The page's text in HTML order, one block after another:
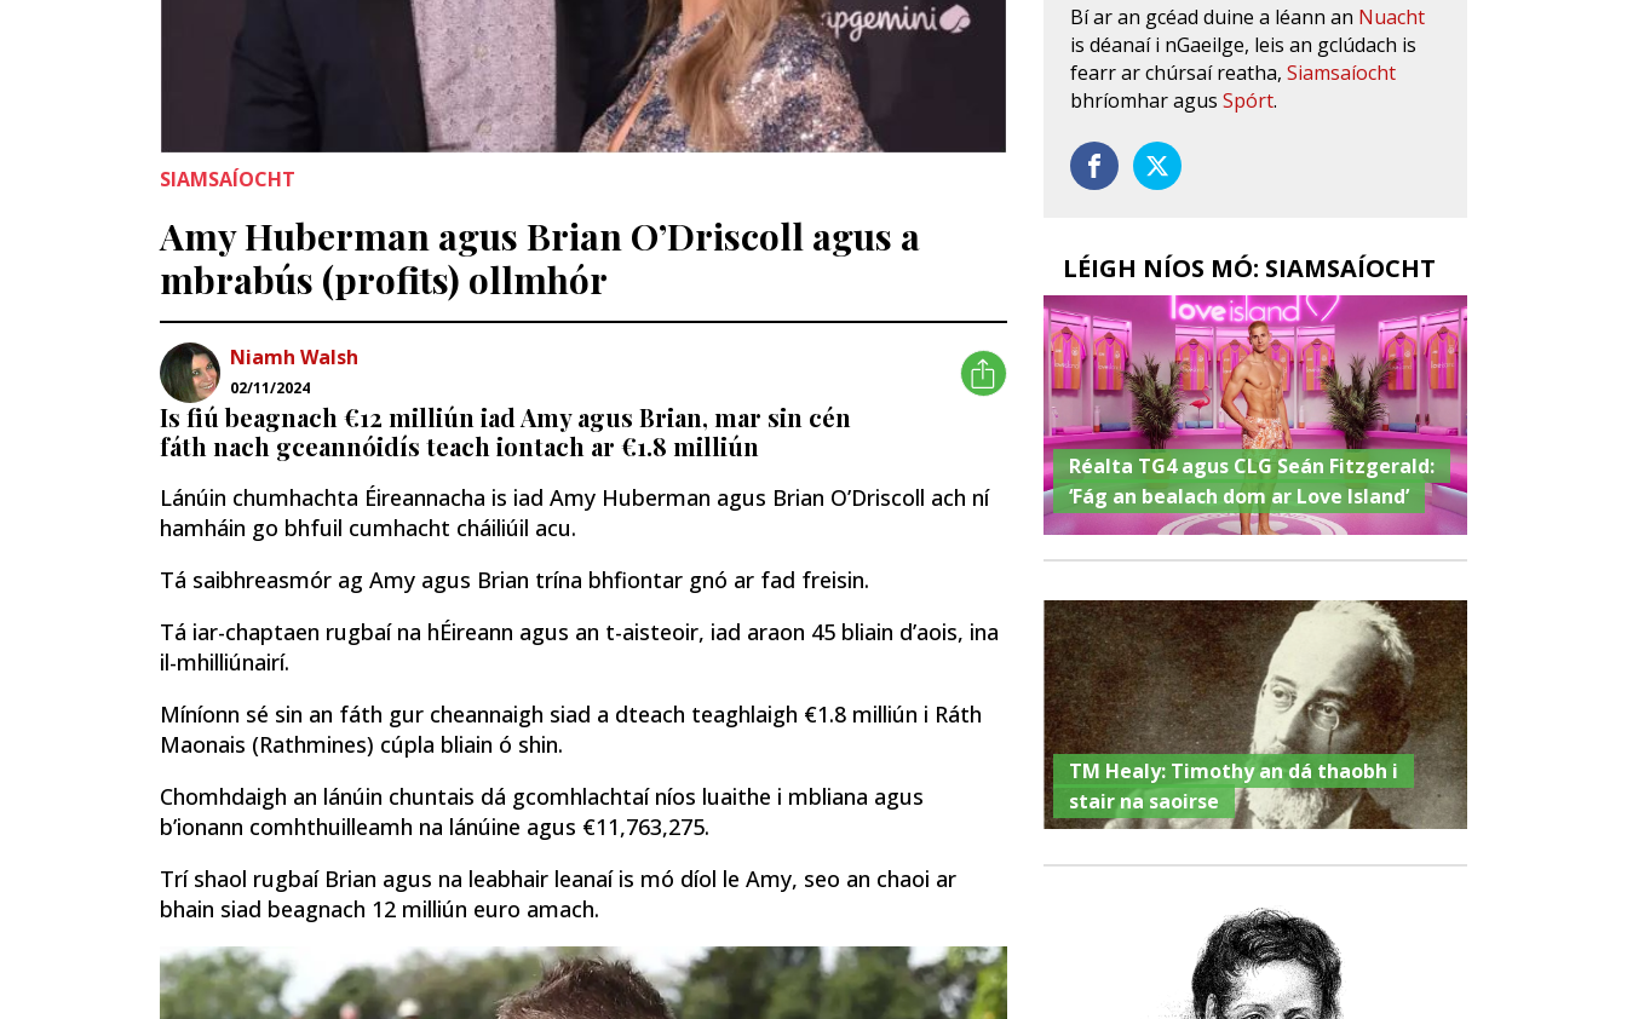
SIAMSAÍOCHT
Amy Huberman agus Brian O’Driscoll agus a
mbrabús (profits) ollmhór
Niamh Walsh
02/11/2024
Is fiú beagnach €12 milliún iad Amy agus Brian, mar sin cén
fáth nach gceannóidís teach iontach ar €1.8 milliún
Lánúin chumhachta Éireannacha is iad Amy Huberman agus Brian O’Driscoll ach ní
hamháin go bhfuil cumhacht cháiliúil acu.
Tá saibhreasmór ag Amy agus Brian trína bhfiontar gnó ar fad freisin.
Tá iar-chaptaen rugbaí na hÉireann agus an t-aisteoir, iad araon 45 bliain d’aois, ina
il-mhilliúnairí.
Míníonn sé sin an fáth gur cheannaigh siad a dteach teaghlaigh €1.8 milliún i Ráth
Maonais (Rathmines) cúpla bliain ó shin.
Chomhdaigh an lánúin chuntais dá gcomhlachtaí níos luaithe i mbliana agus
b’ionann comhthuilleamh na lánúine agus €11,763,275.
Trí shaol rugbaí Brian agus na leabhair leanaí is mó díol le Amy, seo an chaoi ar
bhain siad beagnach 12 milliún euro amach.
Bí ar an gcéad duine a léann an Nuacht
is déanaí i nGaeilge, leis an gclúdach is
fearr ar chúrsaí reatha,Siamsaíocht
bhríomhar agusSpórt.
LÉIGH NÍOS MÓ: SIAMSAÍOCHT
Réalta TG4 agus CLG Seán Fitzgerald:
‘Fág an bealach dom ar Love Island’
TM Healy: Timothy an dá thaobh i
stair na saoirse